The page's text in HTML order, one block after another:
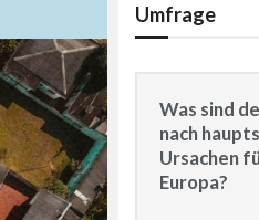
Umfrage
Was sind
nach
Ursachen
Europa?